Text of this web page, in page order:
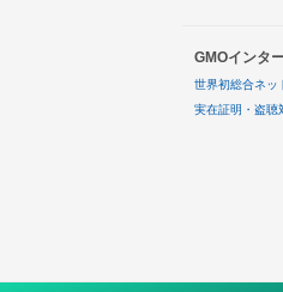
GMOインタ
世界初総合ネッ
実在証明・盗聴